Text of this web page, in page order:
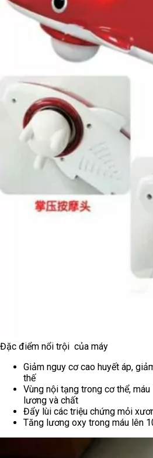
Đặc điểm nổi trội của máy
Giảm nguy cơ cao huyết áp,
thế
Vùng nội tạng trong cơ thể,
lương và chất
Đẩy lùi các triệu chứng mỏi
Tăng lương oxy trong máu lên